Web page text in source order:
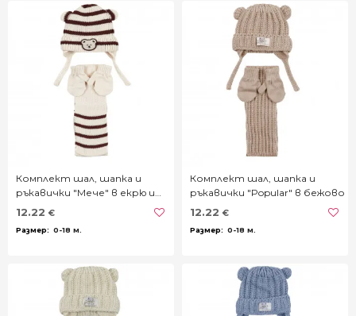
Комплект шал, шапка и
ръкавички "Мече" в екрю и
кафяво
12.22 €
0-18 м.
Комплект шал, шапка и
ръкавички "Popular" в бежово
12.22 €
0-18 м.